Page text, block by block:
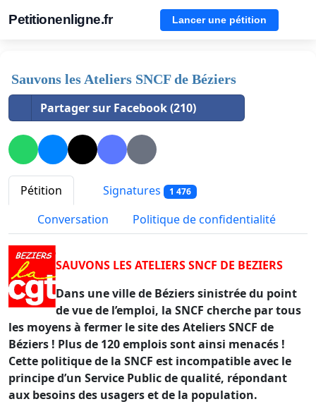
Petitionenligne.fr Lancer une pétition
Sauvons les Ateliers SNCF de Béziers
Partager sur Facebook (210)
Pétition Signatures 1 476
Conversation Politique de confidentialité
SAUVONS LES ATELIERS SNCF DE BEZIERS
Dans une ville de Béziers sinistrée du point
de vue de l’emploi, la SNCF cherche par tous
les moyens à fermer le site des Ateliers SNCF de
Béziers ! Plus de 120 emplois sont ainsi menacés !
Cette politique de la SNCF est incompatible avec le
principe d’un Service Public de qualité, répondant
aux besoins des usagers et de la population.